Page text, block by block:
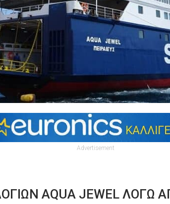
Advertisement
AQUA JEWEL ΛΟΓΩ